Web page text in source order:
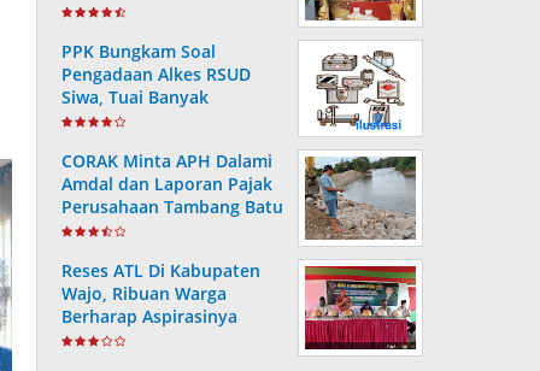
PPK Bungkam Soal
Pengadaan Alkes RSUD
Siwa, Tuai Banyak
Pertanyaan Masyarakat..
CORAK Minta APH Dalami
Amdal dan Laporan Pajak
Perusahaan Tambang Batu
Di Soppeng
Reses ATL Di Kabupaten
Wajo, Ribuan Warga
Berharap Aspirasinya
Terpenuhi